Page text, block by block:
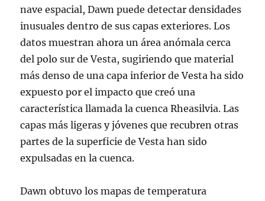
nave espacial, Dawn puede detectar densidades
inusuales dentro de sus capas exteriores. Los
datos muestran ahora un área anómala cerca
del polo sur de Vesta, sugiriendo que material
más denso de una capa inferior de Vesta ha sido
expuesto por el impacto que creó una
característica llamada la cuenca Rheasilvia. Las
capas más ligeras y jóvenes que recubren otras
partes de la superficie de Vesta han sido
expulsadas en la cuenca.
Dawn obtuvo los mapas de temperatura